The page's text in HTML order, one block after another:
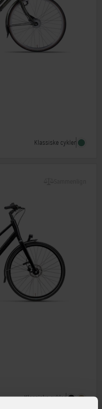
Rullebremse Shimano
Klassiske cykler
Klassiske cykler